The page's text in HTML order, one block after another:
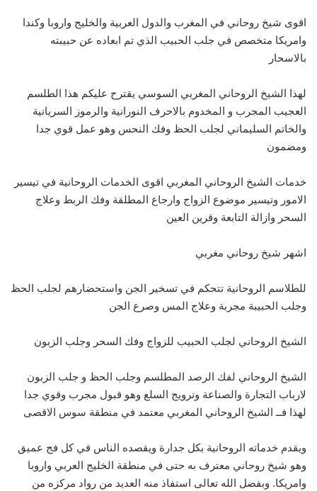
اقوى شيخ روحاني في المغرب والدول العربية والخليج واروبا وكندا
وامريكا متخصص في جلب الحبيب الذي تم ابعاده عن حبيبته
بالاسحار
لهذا الشيخ الروحاني المغربي السوسي يقترح عليكم هذا الطلسم
العجيب المجرب و المخدوم بالاحرف النورانية والرموز السريانية
والخاتم السليماني لجلب الحظ وفك النحس وهو عمل قوي جدا
ومضمون
خدمات الشيخ الروحاني المغربي اقوى الخدمات الروحانية في تيسير
الامور وتيسير موضوع الزواج وارجاع المطلقة وفك الربط وعلاج
السحر وازالة التابعة وقرين العين
اشهر شيخ روحاني مغربي
للطلاسم الروحانية تتحكم في تسخير الجن واستحضارهم لجلب الحظ
وجلب الحبيبة مجربة وعلاج المس وصرع الجن
الشيخ الروحاني لجلب الحبيب للزواج وفك السحر وجلب الزبون
الشيخ الروحاني لفك الرصد المطلسم وجلب الحظ و جلب الزبون
لارباب التجارة والصناعة وترويج السلع وهو قبول مجرب وقوي جدا
لهذا فــ الشيخ الروحاني المغربي معتمد في منطقة سوس الاقصى
ويقدم خدماته الروحانية بكل جدارة ويقصده الناس في كل فج عميق
وهو شيخ روحاني معترف به حتى في منطقة الخليج العربي واروبا
وامريكا. وبفضل الله تعالى استفاذ منه العديد من رواد مركزه من